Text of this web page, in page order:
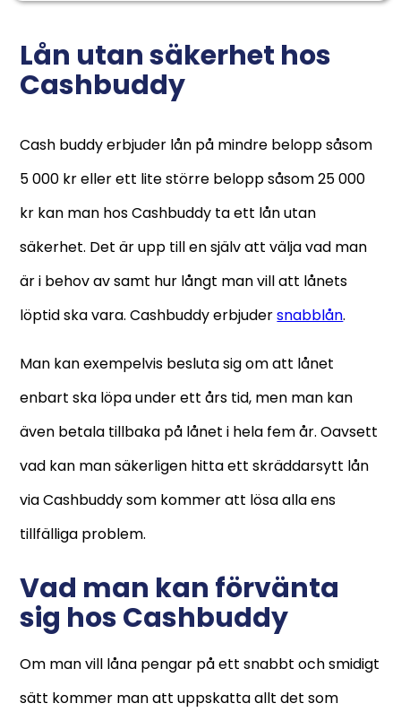
Lån utan säkerhet hos
Cashbuddy
Cash buddy erbjuder lån på mindre belopp såsom
5 000 kr eller ett lite större belopp såsom 25 000
kr kan man hos Cashbuddy ta ett lån utan
säkerhet. Det är upp till en själv att välja vad man
är i behov av samt hur långt man vill att lånets
löptid ska vara. Cashbuddy erbjudersnabblån.
Man kan exempelvis besluta sig om att lånet
enbart ska löpa under ett års tid, men man kan
även betala tillbaka på lånet i hela fem år. Oavsett
vad kan man säkerligen hitta ett skräddarsytt lån
via Cashbuddy som kommer att lösa alla ens
tillfälliga problem.
Vad man kan förvänta
sig hos Cashbuddy
Om man vill låna pengar på ett snabbt och smidigt
sätt kommer man att uppskatta allt det som